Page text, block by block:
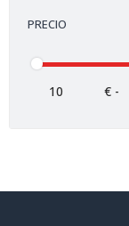
PRECIO
€ -